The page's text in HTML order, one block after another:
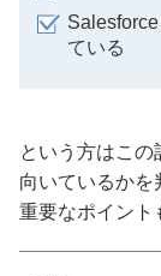
ている
という方はこ
向いているかを
重要なポイント